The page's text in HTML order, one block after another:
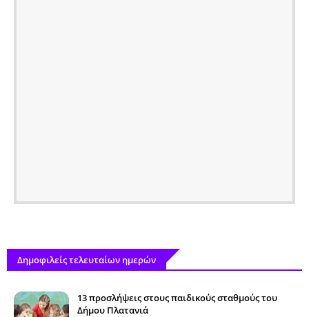
Δημοφιλείς τελευταίων ημερών
13 προσλήψεις στους παιδικούς σταθμούς του
Δήμου Πλατανιά